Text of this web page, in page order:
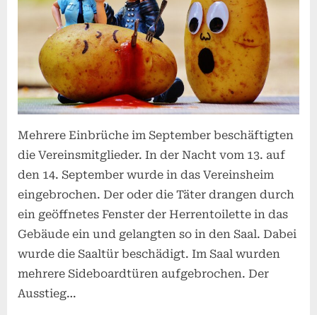
Mehrere Einbrüche im September beschäftigten
die Vereinsmitglieder. In der Nacht vom 13. auf
den 14. September wurde in das Vereinsheim
eingebrochen. Der oder die Täter drangen durch
ein geöffnetes Fenster der Herrentoilette in das
Gebäude ein und gelangten so in den Saal. Dabei
wurde die Saaltür beschädigt. Im Saal wurden
mehrere Sideboardtüren aufgebrochen. Der
Ausstieg…